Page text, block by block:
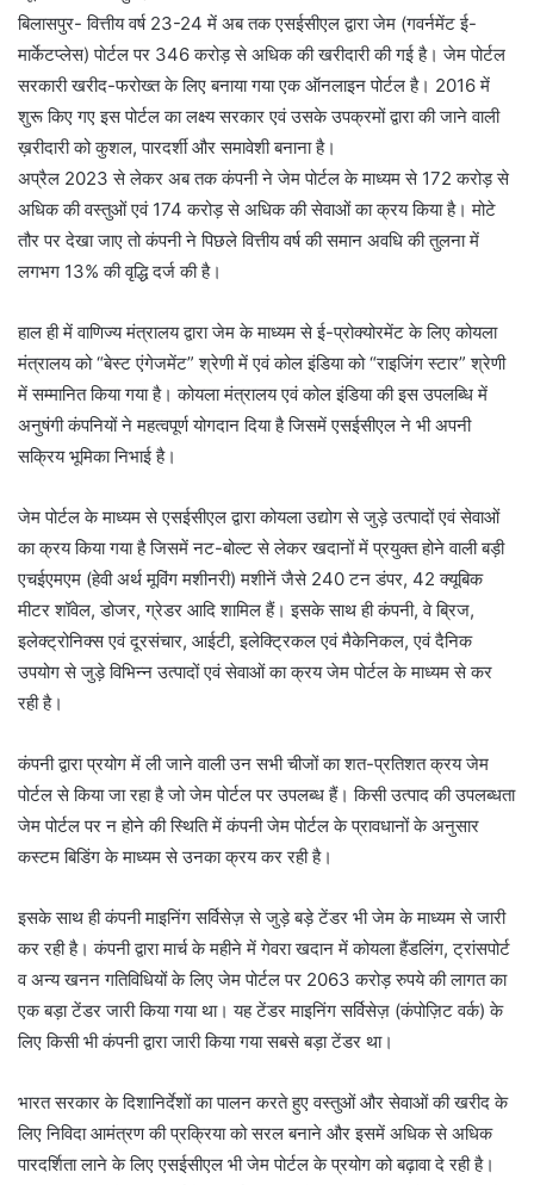
बिलासपुर- वित्तीय वर्ष 23-24 में अब तक एसईसीएल द्वारा जेम (गवर्नमेंट ई-
मार्केटप्लेस) पोर्टल पर 346 करोड़ से अधिक की खरीदारी की गई है। जेम पोर्टल
सरकारी खरीद-फरोख्त के लिए बनाया गया एक ऑनलाइन पोर्टल है। 2016 में
शुरू किए गए इस पोर्टल का लक्ष्य सरकार एवं उसके उपक्रमों द्वारा की जाने वाली
ख़रीदारी को कुशल, पारदर्शी और समावेशी बनाना है।
अप्रैल 2023 से लेकर अब तक कंपनी ने जेम पोर्टल के माध्यम से 172 करोड़ से
अधिक की वस्तुओं एवं 174 करोड़ से अधिक की सेवाओं का क्रय किया है। मोटे
तौर पर देखा जाए तो कंपनी ने पिछले वित्तीय वर्ष की समान अवधि की तुलना में
लगभग 13% की वृद्धि दर्ज की है।
हाल ही में वाणिज्य मंत्रालय द्वारा जेम के माध्यम से ई-प्रोक्‍योरमेंट के लिए कोयला
मंत्रालय को “बेस्‍ट एंगेजमेंट” श्रेणी में एवं कोल इंडिया को “राइजिंग स्टार” श्रेणी
में सम्मानित किया गया है। कोयला मंत्रालय एवं कोल इंडिया की इस उपलब्धि में
अनुषंगी कंपनियों ने महत्वपूर्ण योगदान दिया है जिसमें एसईसीएल ने भी अपनी
सक्रिय भूमिका निभाई है।
जेम पोर्टल के माध्यम से एसईसीएल द्वारा कोयला उद्योग से जुड़े उत्पादों एवं सेवाओं
का क्रय किया गया है जिसमें नट-बोल्ट से लेकर खदानों में प्रयुक्त होने वाली बड़ी
एचईएमएम (हेवी अर्थ मूविंग मशीनरी) मशीनें जैसे 240 टन डंपर, 42 क्यूबिक
मीटर शॉवेल, डोजर, ग्रेडर आदि शामिल हैं। इसके साथ ही कंपनी, वे ब्रिज,
इलेक्ट्रोनिक्स एवं दूरसंचार, आईटी, इलेक्ट्रिकल एवं मैकेनिकल, एवं दैनिक
उपयोग से जुड़े विभिन्न उत्पादों एवं सेवाओं का क्रय जेम पोर्टल के माध्यम से कर
रही है।
कंपनी द्वारा प्रयोग में ली जाने वाली उन सभी चीजों का शत-प्रतिशत क्रय जेम
पोर्टल से किया जा रहा है जो जेम पोर्टल पर उपलब्ध हैं। किसी उत्पाद की उपलब्धता
जेम पोर्टल पर न होने की स्थिति में कंपनी जेम पोर्टल के प्रावधानों के अनुसार
कस्टम बिडिंग के माध्यम से उनका क्रय कर रही है।
इसके साथ ही कंपनी माइनिंग सर्विसेज़ से जुड़े बड़े टेंडर भी जेम के माध्यम से जारी
कर रही है। कंपनी द्वारा मार्च के महीने में गेवरा खदान में कोयला हैंडलिंग, ट्रांसपोर्ट
व अन्य खनन गतिविधियों के लिए जेम पोर्टल पर 2063 करोड़ रुपये की लागत का
एक बड़ा टेंडर जारी किया गया था। यह टेंडर माइनिंग सर्विसेज़ (कंपोज़िट वर्क) के
लिए किसी भी कंपनी द्वारा जारी किया गया सबसे बड़ा टेंडर था।
भारत सरकार के दिशानिर्देशों का पालन करते हुए वस्तुओं और सेवाओं की खरीद के
लिए निविदा आमंत्रण की प्रक्रिया को सरल बनाने और इसमें अधिक से अधिक
पारदर्शिता लाने के लिए एसईसीएल भी जेम पोर्टल के प्रयोग को बढ़ावा दे रही है।